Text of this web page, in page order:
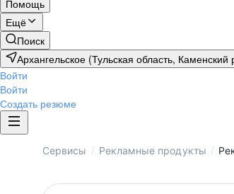
Помощь
Ещё
Поиск
Архангельское (Тульская область, Каменский
Войти
Войти
Создать резюме
Сервисы / Рекламные продукты /